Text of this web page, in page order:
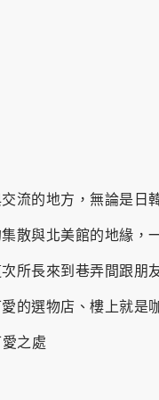
流的地方，無論是日
散與北美館的地緣，
所長來到巷弄間跟朋
的選物店、樓上就是
之處